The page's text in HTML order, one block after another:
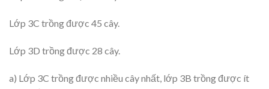
Lớp 3C trồng được 45 cây.
Lớp 3D trồng được 28 cây.
a) Lớp 3C trồng được nhiều cây nhất, lớp 3B trồng được ít